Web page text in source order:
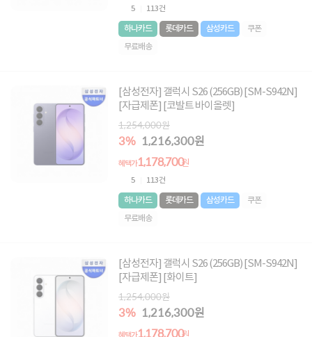
5 113건
하나카드 롯데카드 삼성카드
쿠폰
무료배송
[삼성전자] 갤럭시 S26 (256GB) [SM-S942N]
[자급제폰] [코발트 바이올렛]
1,254,000원
3% 1,216,300원
혜택가1,178,700원
5 113건
하나카드 롯데카드 삼성카드
쿠폰
무료배송
[삼성전자] 갤럭시 S26 (256GB) [SM-S942N]
[자급제폰] [화이트]
1,254,000원
3% 1,216,300원
1,178,700